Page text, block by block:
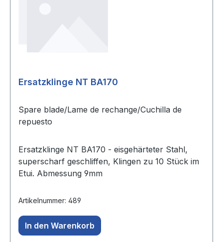
Ersatzklinge NT BA170
Spare blade/Lame de rechange/Cuchilla de
repuesto
Ersatzklinge NT BA170 - eisgehärteter Stahl,
superscharf geschliffen, Klingen zu 10 Stück im
Etui. Abmessung 9mm
Artikelnummer: 489
In den Warenkorb